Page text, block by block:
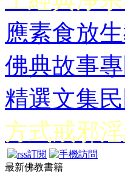
應素食放生
佛典故事
精選文集
方式戒邪
最新佛教書籍